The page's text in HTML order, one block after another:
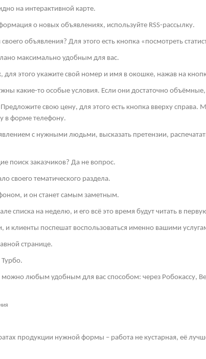
на интерактивной карте.
о новых объявлениях, используйте RSS-рассылку.
объявления? Для этого есть кнопка «посмотреть
максимально удобным для вас.
для этого укажите свой номер и имя в окошке, нажав на
какие-то особые условия. Если они достаточно
Предложите свою цену, для этого есть кнопка вверху
в форме телефону.
с нужными людьми, высказать претензии,
поиск заказчиков? Да не вопрос.
своего тематического раздела.
и он станет самым заметным.
списка на неделю, и его всё это время будут читать в
и клиенты поспешат воспользоваться именно вашими
странице.
Турбо.
любым удобным для вас способом: через Робокассу,
продукции нужной формы – работа не кустарная, её